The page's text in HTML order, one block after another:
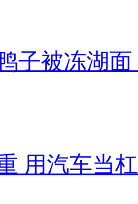
子被冻湖
用汽车当